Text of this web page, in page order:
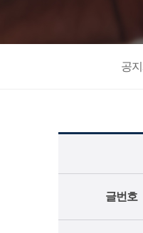
공
글번호